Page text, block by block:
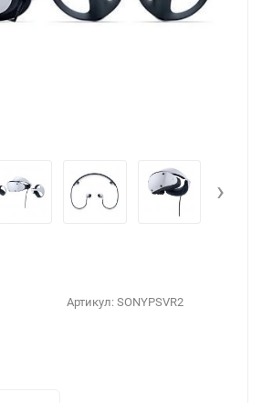
›
Артикул: SONYPSVR2